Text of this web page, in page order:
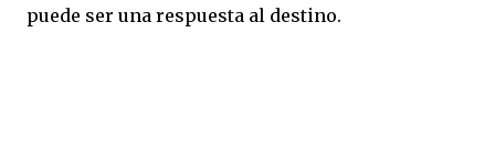
puede ser una respuesta al destino.